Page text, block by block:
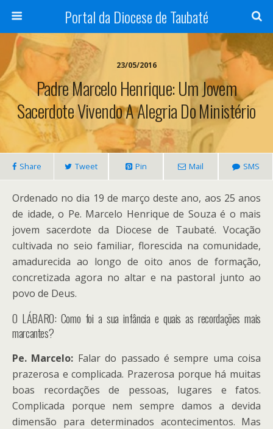
Portal da Diocese de Taubaté
23/05/2016
Padre Marcelo Henrique: Um Jovem
Sacerdote Vivendo A Alegria Do Ministério
Share Tweet Pin Mail SMS
Ordenado no dia 19 de março deste ano, aos 25 anos
de idade, o Pe. Marcelo Henrique de Souza é o mais
jovem sacerdote da Diocese de Taubaté. Vocação
cultivada no seio familiar, florescida na comunidade,
amadurecida ao longo de oito anos de formação,
concretizada agora no altar e na pastoral junto ao
povo de Deus.
O LÁBARO: Como foi a sua infância e quais as recordações mais
marcantes?
Pe. Marcelo: Falar do passado é sempre uma coisa
prazerosa e complicada. Prazerosa porque há muitas
boas recordações de pessoas, lugares e fatos.
Complicada porque nem sempre damos a devida
dimensão para determinados acontecimentos. Mas